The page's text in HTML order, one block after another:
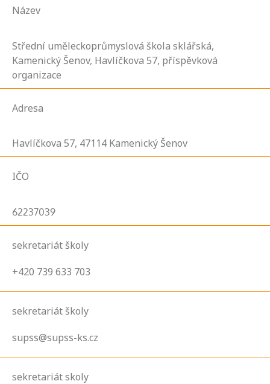
Název
Střední uměleckoprůmyslová škola sklářská,
Kamenický Šenov, Havlíčkova 57, příspěvková
organizace
Adresa
Havlíčkova 57, 47114 Kamenický Šenov
IČO
62237039
sekretariát školy
+420 739 633 703
sekretariát školy
supss@supss-ks.cz
sekretariát skoly